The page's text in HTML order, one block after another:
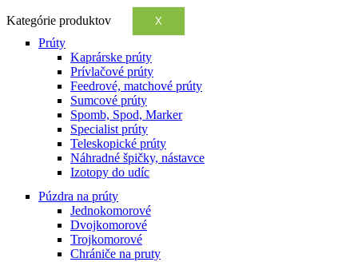
Kategórie produktov X
Prúty
Kaprárske prúty
Prívlačové prúty
Feedrové, matchové prúty
Sumcové prúty
Spomb, Spod, Marker
Specialist prúty
Teleskopické prúty
Náhradné špičky, nástavce
Izotopy do udíc
Púzdra na prúty
Jednokomorové
Dvojkomorové
Trojkomorové
Chrániče na pruty